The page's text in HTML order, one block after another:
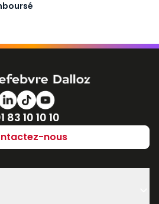
de téléphone
83 10 10 10
nous